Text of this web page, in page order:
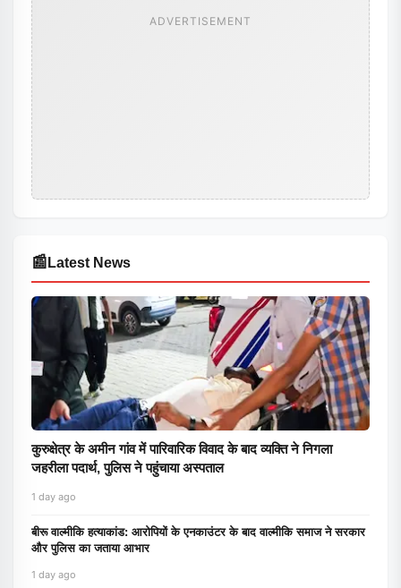
ADVERTISEMENT
📰 Latest News
कुरुक्षेत्र के अमीन गांव में पारिवारिक विवाद के बाद व्यक्ति ने निगला
जहरीला पदार्थ, पुलिस ने पहुंचाया अस्पताल
1 day ago
बीरू वाल्मीकि हत्याकांड: आरोपियों के एनकाउंटर के बाद वाल्मीकि समाज ने सरकार
और पुलिस का जताया आभार
1 day ago